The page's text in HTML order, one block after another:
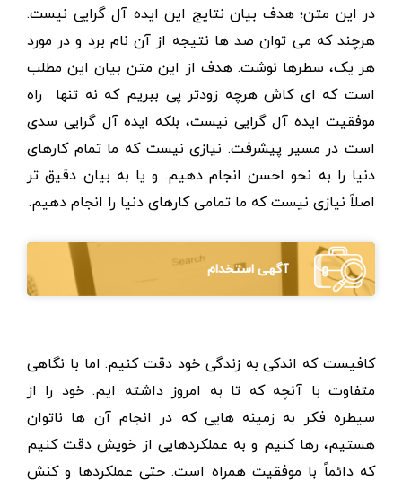
در این متن؛ هدف بیان نتایج این ایده آل گرایی نیست.
هرچند که می توان صد ها نتیجه از آن نام برد و در مورد
هر یک، سطرها نوشت. هدف از این متن بیان این مطلب
است که ای کاش هرچه زودتر پی ببریم که نه تنها راه
موفقیت ایده آل گرایی نیست، بلکه ایده آل گرایی سدی
است در مسیر پیشرفت. نیازی نیست که ما تمام کارهای
دنیا را به نحو احسن انجام دهیم. و یا به بیان دقیق تر
اصلاً نیازی نیست که ما تمامی کارهای دنیا را انجام دهیم.
آگهی استخدام
کافیست که اندکی به زندگی خود دقت کنیم. اما با نگاهی
متفاوت با آنچه که تا به امروز داشته ایم. خود را از
سیطره فکر به زمینه هایی که در انجام آن ها ناتوان
هستیم، رها کنیم و به عملکردهایی از خویش دقت کنیم
که دائماً با موفقیت همراه است. حتی عملکردها و کنش